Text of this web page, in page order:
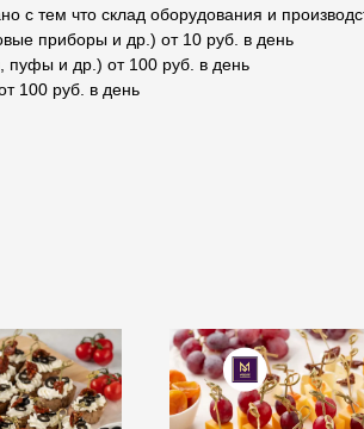
с тем что склад оборудования и
приборы и др.) от 10 руб. в день
пуфы и др.) от 100 руб. в день
100 руб. в день